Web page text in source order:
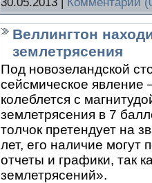
30.05.2013
Комментарии
Веллингтон
землетрясения
Под новозеландской
сейсмическое явление
колеблется с
землетрясения в 7
толчок претендует на
лет, его наличие могут
отчеты и графики, так
землетрясений».